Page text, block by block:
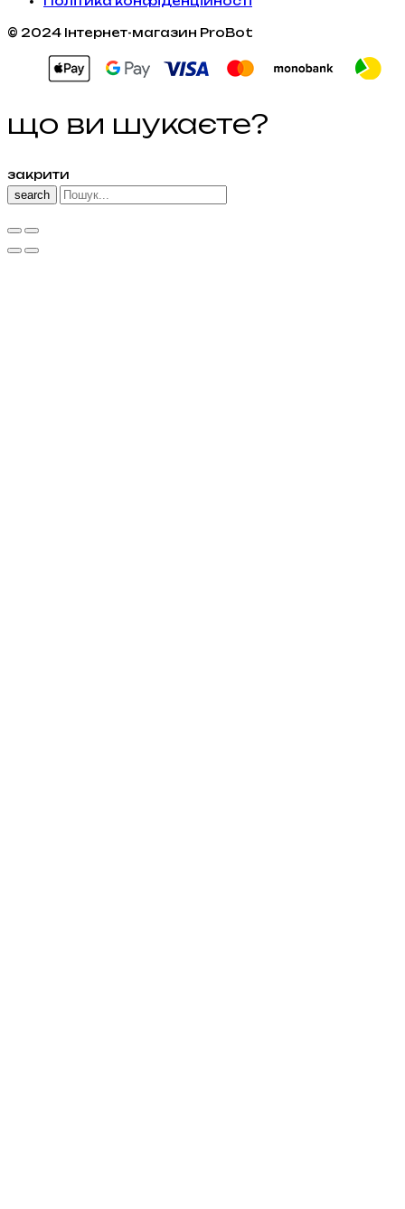
© 2024 Інтернет-магазин ProBot
що ви шукаєте?
закрити
search